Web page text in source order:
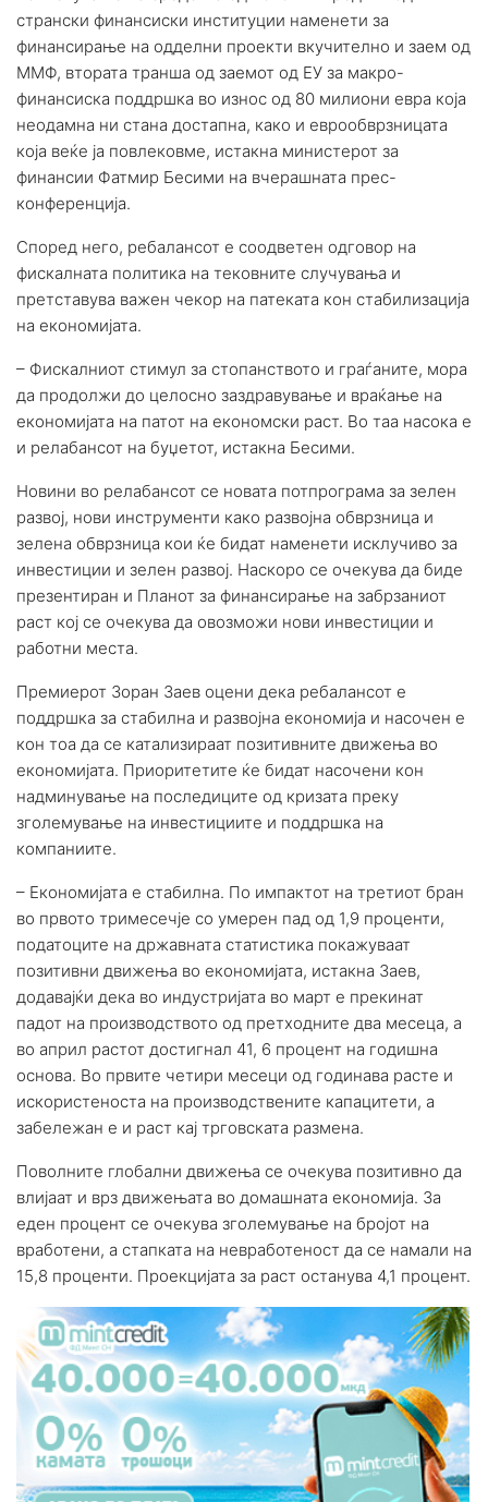
странски финансиски институции наменети за
финансирање на одделни проекти вкучително и заем од
ММФ, втората транша од заемот од ЕУ за макро-
финансиска поддршка во износ од 80 милиони евра која
неодамна ни стана достапна, како и еврообврзницата
која веќе ја повлековме, истакна министерот за
финансии Фатмир Бесими на вчерашната прес-
конференција.
Според него, ребалансот е соодветен одговор на
фискалната политика на тековните случувања и
претставува важен чекор на патеката кон стабилизација
на економијата.
– Фискалниот стимул за стопанството и граѓаните, мора
да продолжи до целосно заздравување и враќање на
економијата на патот на економски раст. Во таа насока е
и релабансот на буџетот, истакна Бесими.
Новини во релабансот се новата потпрограма за зелен
развој, нови инструменти како развојна обврзница и
зелена обврзница кои ќе бидат наменети исклучиво за
инвестиции и зелен развој. Наскоро се очекува да биде
презентиран и Планот за финансирање на забрзаниот
раст кој се очекува да овозможи нови инвестиции и
работни места.
Премиерот Зоран Заев оцени дека ребалансот е
поддршка за стабилна и развојна економија и насочен е
кон тоа да се катализираат позитивните движења во
економијата. Приоритетите ќе бидат насочени кон
надминување на последиците од кризата преку
зголемување на инвестициите и поддршка на
компаниите.
– Економијата е стабилна. По импактот на третиот бран
во првото тримесечје со умерен пад од 1,9 проценти,
податоците на државната статистика покажуваат
позитивни движења во економијата, истакна Заев,
додавајќи дека во индустријата во март е прекинат
падот на производството од претходните два месеца, а
во април растот достигнал 41, 6 процент на годишна
основа. Во првите четири месеци од годинава расте и
искористеноста на производствените капацитети, а
забележан е и раст кај трговската размена.
Поволните глобални движења се очекува позитивно да
влијаат и врз движењата во домашната економија. За
еден процент се очекува зголемување на бројот на
вработени, а стапката на невработеност да се намали на
15,8 проценти. Проекцијата за раст останува 4,1 процент.